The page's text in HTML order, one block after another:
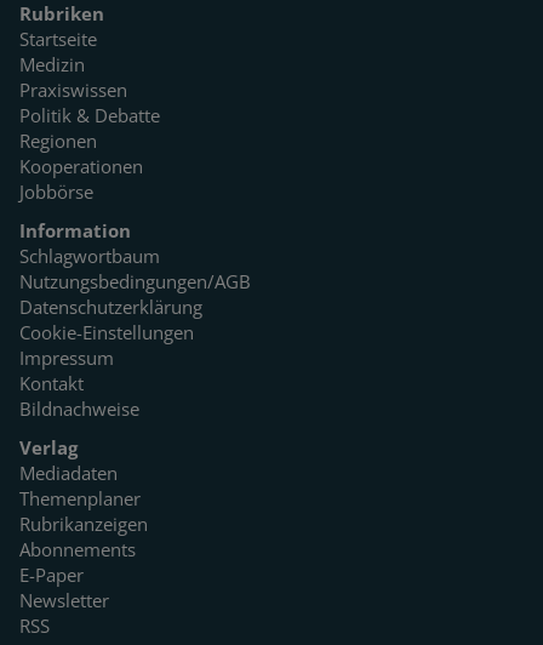
Rubriken
Startseite
Medizin
Praxiswissen
Politik & Debatte
Regionen
Kooperationen
Jobbörse
Information
Schlagwortbaum
Nutzungsbedingungen/AGB
Datenschutzerklärung
Cookie-Einstellungen
Impressum
Kontakt
Bildnachweise
Verlag
Mediadaten
Themenplaner
Rubrikanzeigen
Abonnements
E-Paper
Newsletter
RSS